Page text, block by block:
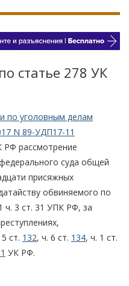
статье 278 УК
по уголовным делам
N 89-УДП17-11
РФ рассмотрение
суда общей
присяжных
обвиняемого по
ч. 3 ст. 31 УПК РФ, за
ст. 132, ч. 6 ст. 134, ч. 1 ст.
УК РФ.